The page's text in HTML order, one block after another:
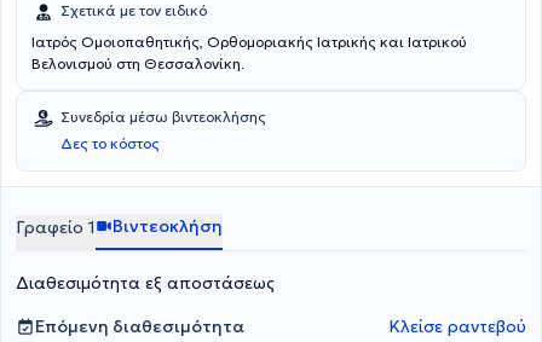
Σχετικά με τον ειδικό
Ιατρός Ομοιοπαθητικής, Ορθομοριακής Ιατρικής και Ιατρικού
Βελονισμού στη Θεσσαλονίκη.
Συνεδρία μέσω βιντεοκλήσης
Δες το κόστος
Γραφείο 1 Βιντεοκλήση
Διαθεσιμότητα εξ αποστάσεως
Επόμενη διαθεσιμότητα
Κλείσε ραντεβού